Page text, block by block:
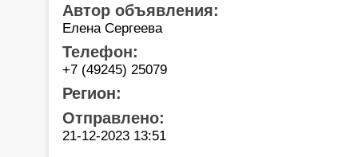
Автор объявления:
Елена Сергеева
Телефон:
+7 (49245) 25079
Регион:
Отправлено:
21-12-2023 13:51